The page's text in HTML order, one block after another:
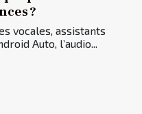
?
vocales, assistants
Auto, l’audio...